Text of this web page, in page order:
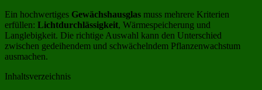
Ein hochwertiges Gewächshausglas muss mehrere Kriterien
erfüllen: Lichtdurchlässigkeit, Wärmespeicherung und
Langlebigkeit. Die richtige Auswahl kann den Unterschied
zwischen gedeihendem und schwächelndem Pflanzenwachstum
ausmachen.
Inhaltsverzeichnis